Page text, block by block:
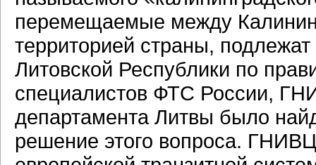
перемещаемые между
территорией страны,
Литовской Республики по
специалистов ФТС России,
департамента Литвы было
решение этого вопроса.